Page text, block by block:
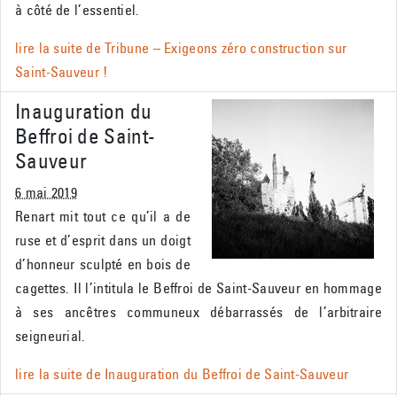
à côté de l’essentiel.
lire la suite deTribune – Exigeons zéro construction sur
Saint-Sauveur !
Inauguration du
Beffroi de Saint-
Sauveur
6 mai 2019
Renart mit tout ce qu’il a de
ruse et d’esprit dans un doigt
d’honneur sculpté en bois de
cagettes. Il l’intitula le Beffroi de Saint-Sauveur en hommage
à ses ancêtres communeux débarrassés de l’arbitraire
seigneurial.
lire la suite de Inauguration du Beffroi de Saint-Sauveur